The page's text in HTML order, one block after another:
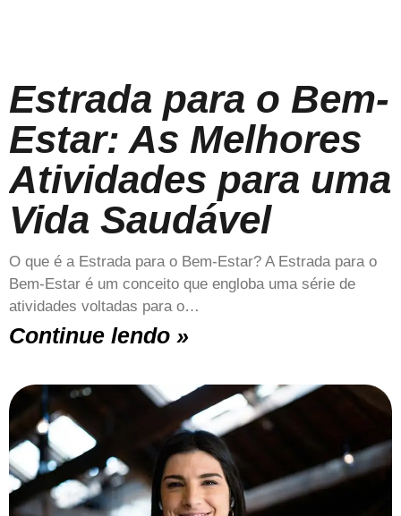
Estrada para o Bem-
Estar: As Melhores
Atividades para uma
Vida Saudável
O que é a Estrada para o Bem-Estar? A Estrada para o
Bem-Estar é um conceito que engloba uma série de
atividades voltadas para o…
Continue lendo »